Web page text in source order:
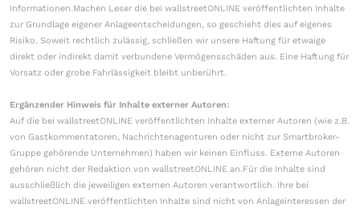
Informationen.Machen Leser die bei wallstreetONLINE veröffentlichten Inhalte
zur Grundlage eigener Anlageentscheidungen, so geschieht dies auf eigenes
Risiko. Soweit rechtlich zulässig, schließen wir unsere Haftung für etwaige
direkt oder indirekt damit verbundene Vermögensschäden aus. Eine Haftung für
Vorsatz oder grobe Fahrlässigkeit bleibt unberührt.
Ergänzender Hinweis für Inhalte externer Autoren:
Auf die bei wallstreetONLINE veröffentlichten Inhalte externer Autoren (wie z.B.
von Gastkommentatoren, Nachrichtenagenturen oder nicht zur Smartbroker-
Gruppe gehörende Unternehmen) haben wir keinen Einfluss. Externe Autoren
gehören nicht der Redaktion von wallstreetONLINE an.Für die Inhalte sind
ausschließlich die jeweiligen externen Autoren verantwortlich. Ihre bei
wallstreetONLINE veröffentlichten Inhalte sind nicht von Anlageinteressen der